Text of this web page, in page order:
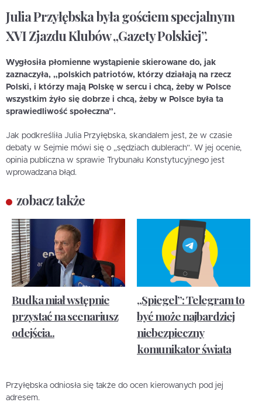
Julia Przyłębska była gościem specjalnym
XVI Zjazdu Klubów „Gazety Polskiej”.
Wygłosiła płomienne wystąpienie skierowane do, jak
zaznaczyła, „polskich patriotów, którzy działają na rzecz
Polski, i którzy mają Polskę w sercu i chcą, żeby w Polsce
wszystkim żyło się dobrze i chcą, żeby w Polsce była ta
sprawiedliwość społeczna”.
Jak podkreśliła Julia Przyłębska, skandalem jest, że w czasie
debaty w Sejmie mówi się o „sędziach dublerach”. W jej ocenie,
opinia publiczna w sprawie Trybunału Konstytucyjnego jest
wprowadzana błąd.
zobacz także
Budka miał wstępnie
przystać na scenariusz
odejścia..
„Spiegel”: Telegram to
być może najbardziej
niebezpieczny
komunikator świata
Przyłębska odniosła się także do ocen kierowanych pod jej
adresem.